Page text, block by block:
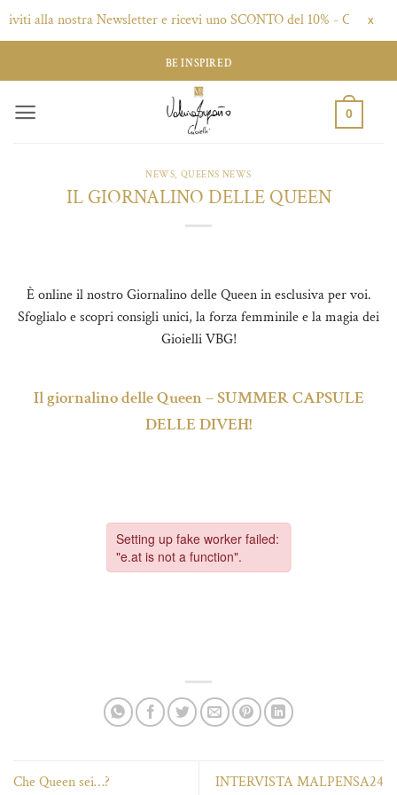
X
alla nostra Newsletter e ricevi uno SCONTO del 10% - Clicca qui!
BE INSPIRED
0
NEWS, QUEENS NEWS
IL GIORNALINO DELLE QUEEN
È online il nostro Giornalino delle Queen in esclusiva per voi.
Sfoglialo e scopri consigli unici, la forza femminile e la magia dei
Gioielli VBG!
Il giornalino delle Queen – SUMMER CAPSULE
DELLE DIVEH!
Che Queen sei…? INTERVISTA MALPENSA24